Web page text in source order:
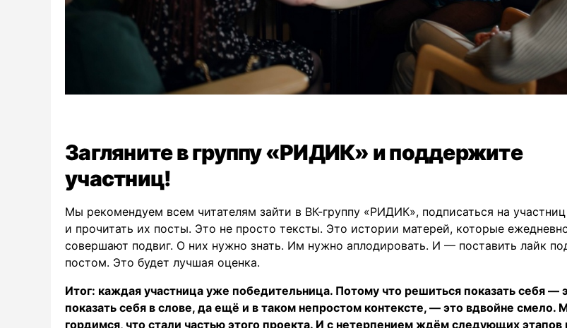
Загляните в группу «РИДИК» и поддержите
участниц!
Мы рекомендуем всем читателям зайти в ВК-группу «РИДИК», подписаться на
и прочитать их посты. Это не просто тексты. Это истории матерей, которые
совершают подвиг. О них нужно знать. Им нужно аплодировать. И — поставить лайк
постом. Это будет лучшая оценка.
Итог: каждая участница уже победительница. Потому что решиться показать себя —
показать себя в слове, да ещё и в таком непростом контексте, — это вдвойне смело.
гордимся, что стали частью этого проекта. И с нетерпением ждём следующих этапов